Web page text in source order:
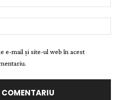
e-mail și site-ul web în acest